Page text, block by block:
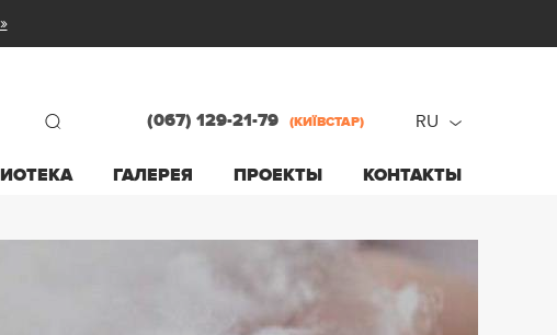
ГАЛЕРЕЯ ПРОЕКТЫ КОНТАКТЫ
(067) 129-21-79 (КИЇВСТАР)
RU
ua